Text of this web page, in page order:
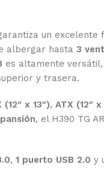
un
albergar hasta 3
es altamente
y trasera.
(12″ x 13″), ATX (12″
, el H390 TG
, 1 puerto USB 2.0 y